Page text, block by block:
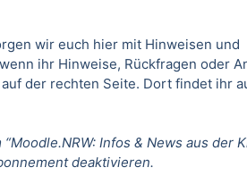
wir euch hier mit Hinweisen und
ihr Hinweise, Rückfragen oder
der rechten Seite. Dort findet ihr
“Moodle.NRW: Infos & News aus der
deaktivieren.